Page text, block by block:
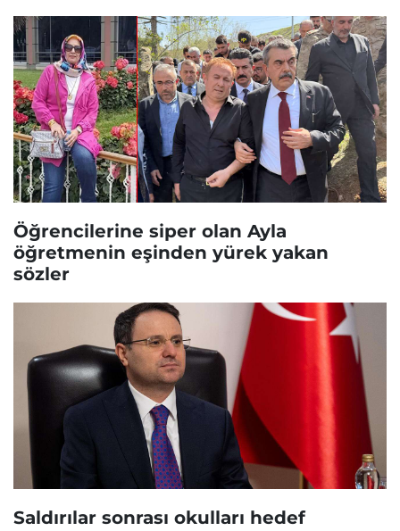
Öğrencilerine siper olan Ayla
öğretmenin eşinden yürek yakan
sözler
Saldırılar sonrası okulları hedef